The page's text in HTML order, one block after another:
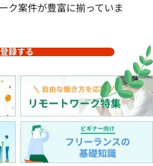
ク案件が豊富に揃っていま
録する